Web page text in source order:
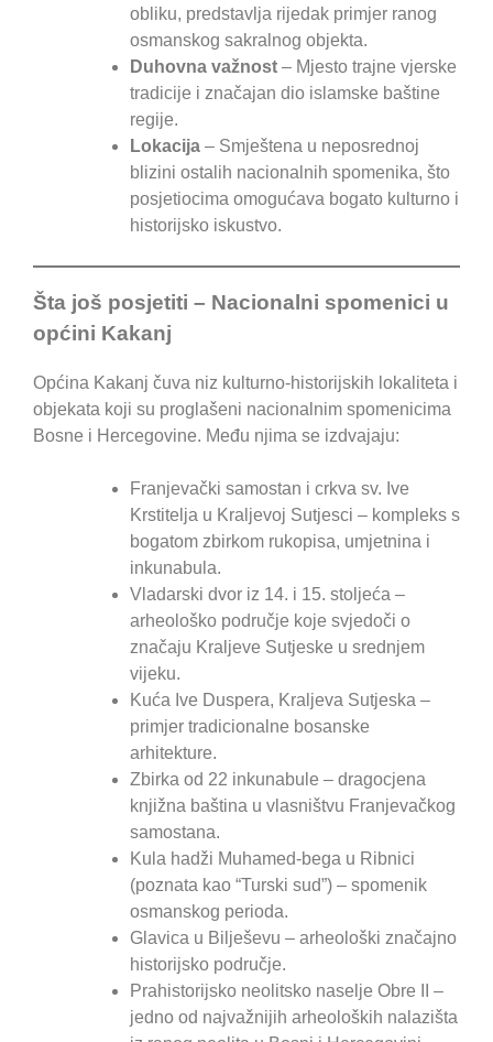
obliku, predstavlja rijedak primjer ranog
osmanskog sakralnog objekta.
Duhovna važnost – Mjesto trajne vjerske
tradicije i značajan dio islamske baštine
regije.
Lokacija – Smještena u neposrednoj
blizini ostalih nacionalnih spomenika, što
posjetiocima omogućava bogato kulturno i
historijsko iskustvo.
Šta još posjetiti – Nacionalni spomenici u
općini Kakanj
Općina Kakanj čuva niz kulturno-historijskih lokaliteta i
objekata koji su proglašeni nacionalnim spomenicima
Bosne i Hercegovine. Među njima se izdvajaju:
Franjevački samostan i crkva sv. Ive
Krstitelja u Kraljevoj Sutjesci – kompleks s
bogatom zbirkom rukopisa, umjetnina i
inkunabula.
Vladarski dvor iz 14. i 15. stoljeća –
arheološko područje koje svjedoči o
značaju Kraljeve Sutjeske u srednjem
vijeku.
Kuća Ive Duspera, Kraljeva Sutjeska –
primjer tradicionalne bosanske
arhitekture.
Zbirka od 22 inkunabule – dragocjena
knjižna baština u vlasništvu Franjevačkog
samostana.
Kula hadži Muhamed-bega u Ribnici
(poznata kao “Turski sud”) – spomenik
osmanskog perioda.
Glavica u Bilješevu – arheološki značajno
historijsko područje.
Prahistorijsko neolitsko naselje Obre II –
jedno od najvažnijih arheoloških nalazišta